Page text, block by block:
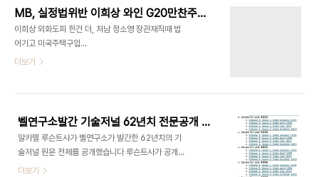
2002년 이후 단 한번도 신라호텔외에 투숙한 적이
없습니다. 얼마전 다이방궈외에는
지난달 서울에서 열린 주요 20개국(G20) 정상회의
때 중국 후진타오(胡錦濤) 주석이 머물던 서울 중구
뒤..
MB, 실정법위반 이희상 와인 G20만찬주선정 - 공정사회 자기발등 자기가 찍다
이희상 외화도피 한건 더, 처남 정소영 장관재직때 법
어기고 미국주택구입
http://andocu.tistory.com/3086 해외비자금
'온다 도로'가 G20 만찬주로 선정됐지만 이희상등
은 이 와이너리 매입과정에서 대한민국의 실정법을
위반한 사실을 이미 시인, 결과적으로 불법의 부산물
이 G20 정상들에게 제공된 셈이 됐습니다 특히 '공
정한 사회'를 강조하는 MB의 의지가 행정부내에 스
더보기
벨연구소발간 기술저널 62년치 전문공개 - 원문 링크 Bell System Technical Journal
알카텔 루슨트사가 벨연구소가 발간한 62년치의 기
술저널 원문 전체를 공개했습니다 루슨트사가 공개
한 벨연구소 기술저널 Bell System Technical
더보기